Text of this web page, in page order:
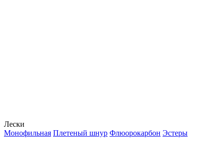
Лески
Монофильная Плетеный шнур Флюорокарбон Эстеры